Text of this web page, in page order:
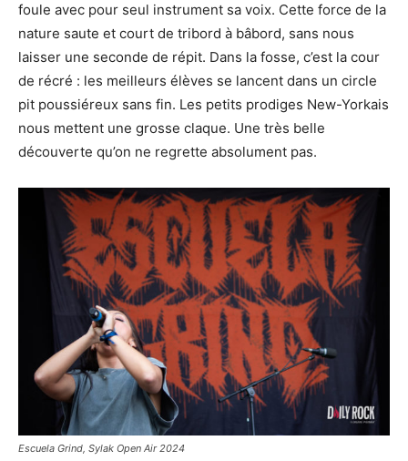
foule avec pour seul instrument sa voix. Cette force de la
nature saute et court de tribord à bâbord, sans nous
laisser une seconde de répit. Dans la fosse, c’est la cour
de récré : les meilleurs élèves se lancent dans un circle
pit poussiéreux sans fin. Les petits prodiges New-Yorkais
nous mettent une grosse claque. Une très belle
découverte qu’on ne regrette absolument pas.
Escuela Grind, Sylak Open Air 2024